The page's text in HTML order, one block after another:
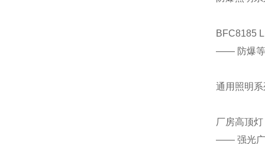
BFC8185
—— 防爆等
通用照明系
厂房高顶
—— 强光广